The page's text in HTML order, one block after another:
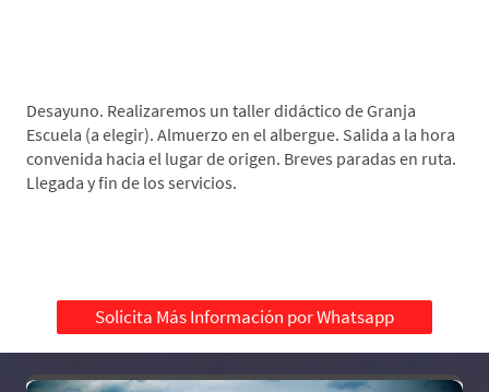
Desayuno. Realizaremos un taller didáctico de Granja
Escuela (a elegir). Almuerzo en el albergue. Salida a la hora
convenida hacia el lugar de origen. Breves paradas en ruta.
Llegada y fin de los servicios.
Solicita Más Información por Whatsapp